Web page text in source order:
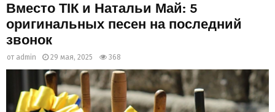
Вместо ТІК и Натальи Май: 5
оригинальных песен на последний
звонок
от admin 29 мая, 2025 368